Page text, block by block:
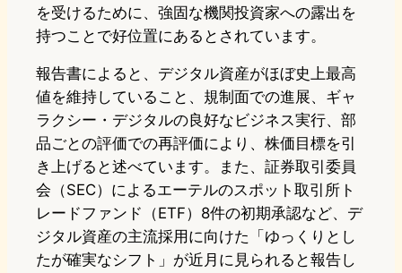
を受けるために、強固な機関投資家への露出を
持つことで好位置にあるとされています。
報告書によると、デジタル資産がほぼ史上最高
値を維持していること、規制面での進展、ギャ
ラクシー・デジタルの良好なビジネス実行、部
品ごとの評価での再評価により、株価目標を引
き上げると述べています。また、証券取引委員
会（SEC）によるエーテルのスポット取引所ト
レードファンド（ETF）8件の初期承認など、デ
ジタル資産の主流採用に向けた「ゆっくりとし
たが確実なシフト」が近月に見られると報告し